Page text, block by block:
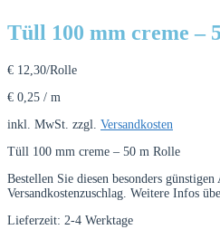
Tüll 100 mm creme –
€ 12,30/Rolle
€ 0,25 / m
inkl. MwSt. zzgl. Versandkosten
Tüll 100 mm creme – 50 m Rolle
Bestellen Sie diesen besonders
Versandkostenzuschlag. Weitere Infos
Lieferzeit: 2-4 Werktage